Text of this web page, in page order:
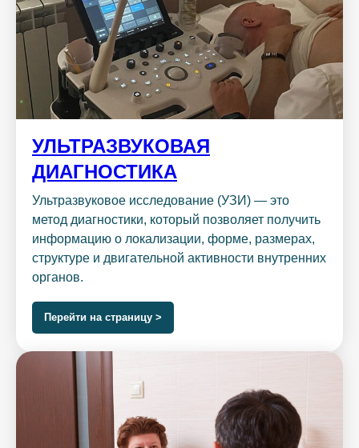
УЛЬТРАЗВУКОВАЯ
ДИАГНОСТИКА
Ультразвуковое исследование (УЗИ) — это
метод диагностики, который позволяет получить
информацию о локализации, форме, размерах,
структуре и двигательной активности внутренних
органов.
Перейти на страницу >